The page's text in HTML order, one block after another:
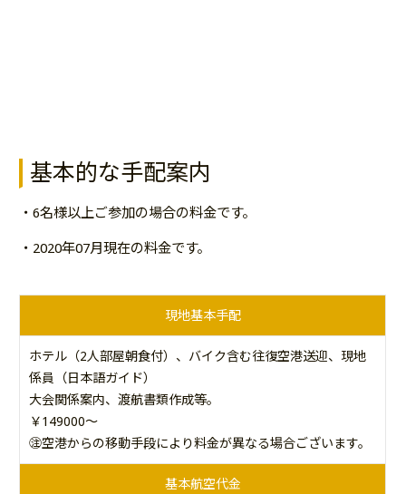
基本的な手配案内
・6名様以上ご参加の場合の料金です。
・2020年07月現在の料金です。
現地基本手配
ホテル（2人部屋朝食付）、バイク含む往復空港送迎、現地
係員（日本語ガイド）
大会関係案内、渡航書類作成等。
￥149000～
㊟空港からの移動手段により料金が異なる場合ございます。
基本航空代金